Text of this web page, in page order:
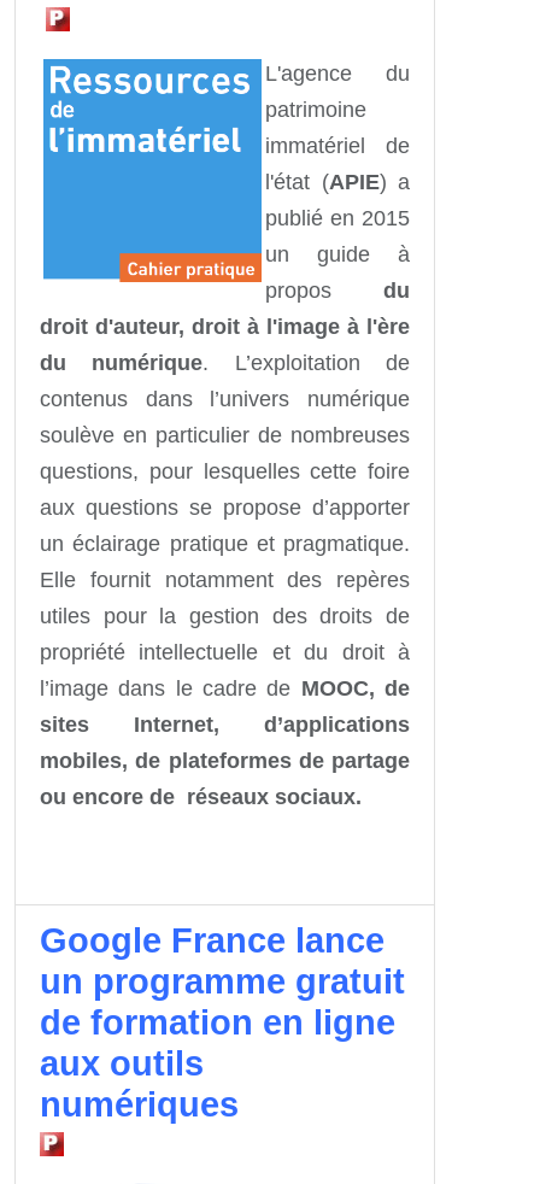
L'agence du
patrimoine
immatériel de
l'état (APIE) a
publié en 2015
un guide à
propos du
droit d'auteur, droit à l'image à l'ère
du numérique. L’exploitation de
contenus dans l’univers numérique
soulève en particulier de nombreuses
questions, pour lesquelles cette foire
aux questions se propose d’apporter
un éclairage pratique et pragmatique.
Elle fournit notamment des repères
utiles pour la gestion des droits de
propriété intellectuelle et du droit à
l’image dans le cadre de MOOC, de
sites Internet, d’applications
mobiles, de plateformes de partage
ou encore de réseaux sociaux.
Google France lance
un programme gratuit
de formation en ligne
aux outils
numériques